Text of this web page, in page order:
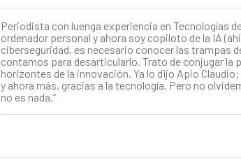
Periodista con luenga experiencia en Tecnologías
ordenador personal y ahora soy copiloto de la IA
ciberseguridad, es necesario conocer las trampas
contamos para desarticularlo. Trato de conjugar la
horizontes de la innovación. Ya lo dijo Apio
y ahora más, gracias a la tecnología. Pero no
no es nada.”